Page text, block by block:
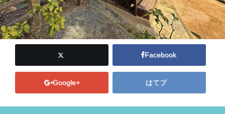
Facebook
Google+ はてブ